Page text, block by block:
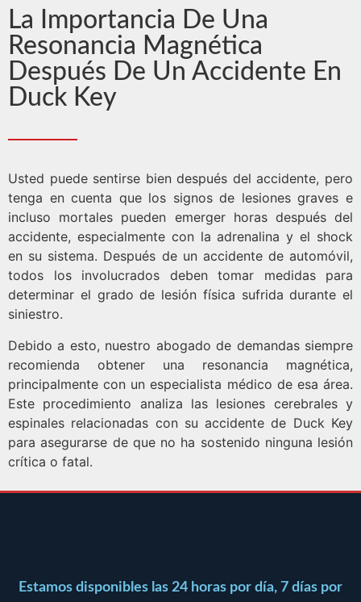
La Importancia De Una
Resonancia Magnética
Después De Un Accidente En
Duck Key
Usted puede sentirse bien después del accidente, pero
tenga en cuenta que los signos de lesiones graves e
incluso mortales pueden emerger horas después del
accidente, especialmente con la adrenalina y el shock
en su sistema. Después de un accidente de automóvil,
todos los involucrados deben tomar medidas para
determinar el grado de lesión física sufrida durante el
siniestro.
Debido a esto, nuestro abogado de demandas siempre
recomienda obtener una resonancia magnética,
principalmente con un especialista médico de esa área.
Este procedimiento analiza las lesiones cerebrales y
espinales relacionadas con su accidente de Duck Key
para asegurarse de que no ha sostenido ninguna lesión
crítica o fatal.
Estamos disponibles las 24 horas por día, 7 días por